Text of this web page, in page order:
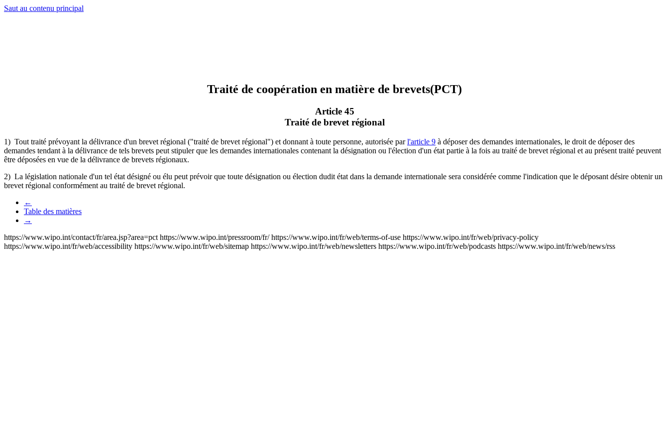
Saut au contenu principal
Traité de coopération en matière de brevets(PCT)
Article 45
Traité de brevet régional
1) Tout traité prévoyant la délivrance d'un brevet régional ("traité de brevet régional") et donnant à toute personne, autorisée parl'article 9 à déposer des demandes internationales, le droit de déposer des
demandes tendant à la délivrance de tels brevets peut stipuler que les demandes internationales contenant la désignation ou l'élection d'un état partie à la fois au traité de brevet régional et au présent traité peuvent
être déposées en vue de la délivrance de brevets régionaux.
2) La législation nationale d'un tel état désigné ou élu peut prévoir que toute désignation ou élection dudit état dans la demande internationale sera considérée comme l'indication que le déposant désire obtenir un
brevet régional conformément au traité de brevet régional.
←
Table des matières
→
https://www.wipo.int/contact/fr/area.jsp?area=pct https://www.wipo.int/pressroom/fr/ https://www.wipo.int/fr/web/terms-of-use https://www.wipo.int/fr/web/privacy-policy
https://www.wipo.int/fr/web/accessibility https://www.wipo.int/fr/web/sitemap https://www.wipo.int/fr/web/newsletters https://www.wipo.int/fr/web/podcasts https://www.wipo.int/fr/web/news/rss